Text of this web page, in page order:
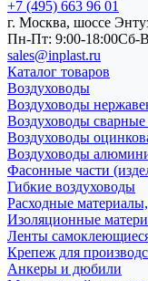
+7 (495) 663 96 01
г. Москва, шоссе
Пн-Пт: 9:00-18:00Cб-
sales@inplast.ru
Каталог товаров
Воздуховоды
Воздуховоды
Воздуховоды
Воздуховоды
Воздуховоды
Фасонные части
Гибкие воздуховоды
Расходные
Изоляционные
Ленты
Крепеж для
Анкеры и дюбили